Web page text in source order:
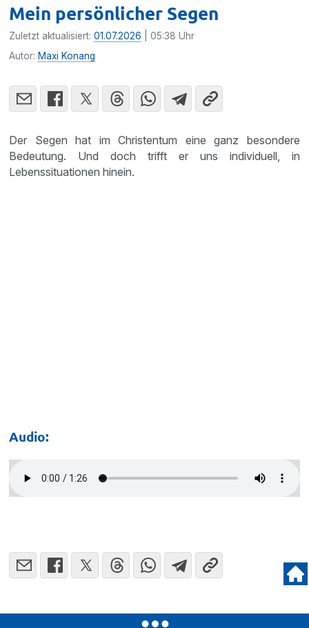
Mein persönlicher Segen
Zuletzt aktualisiert:01.07.2026 | 05:38 Uhr
Autor: Maxi Konang
Der Segen hat im Christentum eine ganz besondere
Bedeutung. Und doch trifft er uns individuell, in
Lebenssituationen hinein.
Audio: